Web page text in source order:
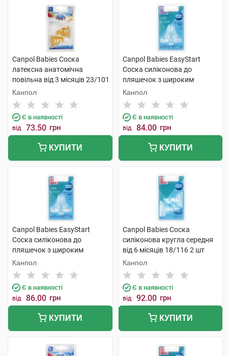
Canpol Babies Соска
латексна анатомічна
повільна від 3 місяців 23/101
2 шт
Канпол
Є в наявності
від 73.50 грн
КУПИТИ
Canpol Babies EasyStart
Соска силіконова до
пляшечок з широким
отвором швидка від 12
місяців 21/722 1 шт
Канпол
Є в наявності
від 84.00 грн
КУПИТИ
Canpol Babies EasyStart
Соска силіконова до
пляшечок з широким
отвором для каші від 6
місяців 21/723 1 шт
Канпол
Є в наявності
від 86.00 грн
КУПИТИ
Canpol Babies Соска
силіконова кругла середня
від 6 місяців 18/116 2 шт
Канпол
Є в наявності
від 92.00 грн
КУПИТИ